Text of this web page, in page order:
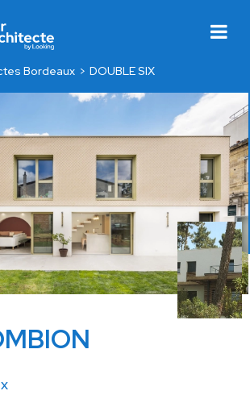
Bordeaux DOUBLE SIX